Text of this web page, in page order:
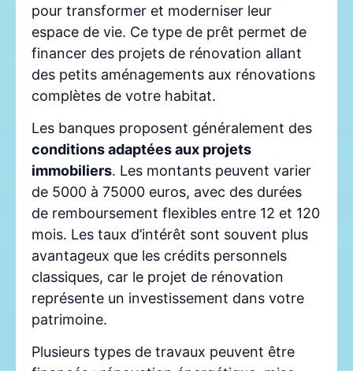
pour transformer et moderniser leur
espace de vie. Ce type de prêt permet de
financer des projets de rénovation allant
des petits aménagements aux rénovations
complètes de votre habitat.
Les banques proposent généralement des
conditions adaptées aux projets
immobiliers. Les montants peuvent varier
de 5000 à 75000 euros, avec des durées
de remboursement flexibles entre 12 et 120
mois. Les taux d’intérêt sont souvent plus
avantageux que les crédits personnels
classiques, car le projet de rénovation
représente un investissement dans votre
patrimoine.
Plusieurs types de travaux peuvent être